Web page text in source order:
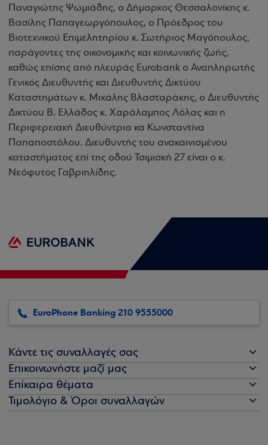
Παναγιώτης Ψωμιάδης, ο Δήμαρχος Θεσσαλονίκης κ.
Βασίλης Παπαγεωργόπουλος, ο Πρόεδρος του
Βιοτεχνικού Επιμελητηρίου κ. Σωτήριος Μαγόπουλος,
παράγοντες της οικονομικής και κοινωνικής ζωής,
καθώς επίσης από πλευράς Eurobank ο Αναπληρωτής
Γενικός Διευθυντής και Διευθυντής Δικτύου
Καταστημάτων κ. Μιχάλης Βλασταράκης, ο Διευθυντής
Δικτύου Β. Ελλάδος κ. Χαράλαμπος Λόλας και η
Περιφερειακή Διευθύντρια κα Κωνσταντίνα
Παπαποστόλου. Διευθυντής του ανακαινισμένου
καταστήματος επί της οδού Τσιμισκή 27 είναι ο κ.
Νεόφυτος Γαβριηλίδης.
EuroPhone Banking 210 9555000
Κάντε τις συναλλαγές σας
Επικοινωνήστε μαζί μας
Επίκαιρα θέματα
Τιμολόγιο & Όροι συναλλαγών